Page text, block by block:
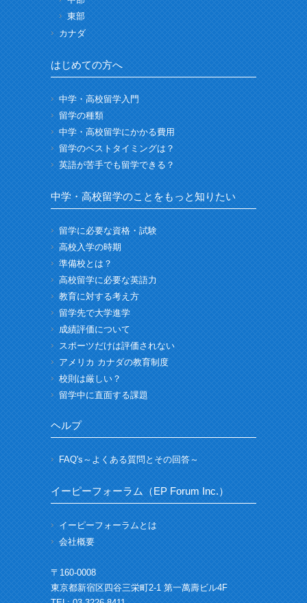
東部
カナダ
はじめての方へ
中学・高校留学入門
留学の種類
中学・高校留学にかかる費用
留学のベストタイミングは？
英語が苦手でも留学できる？
中学・高校留学のことをもっと知りたい
留学に必要な資格・試験
高校入学の時期
準備校とは？
高校留学に必要な英語力
教育に対する考え方
留学先で大学進学
成績評価について
スポーツだけは評価されない
アメリカ カナダの教育制度
校則は厳しい？
留学中に直面する課題
ヘルプ
FAQ's～よくある質問とその回答～
イーピーフォーラム（EP Forum Inc.）
イーピーフォーラムとは
会社概要
〒160-0008
東京都新宿区四谷三栄町2-1 第一萬壽ビル4F